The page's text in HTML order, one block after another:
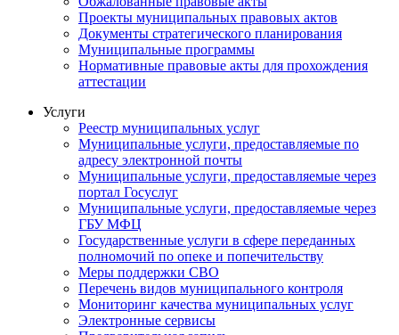
Проекты муниципальных правовых актов
Документы стратегического планирования
Муниципальные программы
Нормативные правовые акты для прохождения
аттестации
Услуги
Реестр муниципальных услуг
Муниципальные услуги, предоставляемые по
адресу электронной почты
Муниципальные услуги, предоставляемые через
портал Госуслуг
Муниципальные услуги, предоставляемые через
ГБУ МФЦ
Государственные услуги в сфере переданных
полномочий по опеке и попечительству
Меры поддержки СВО
Перечень видов муниципального контроля
Мониторинг качества муниципальных услуг
Электронные сервисы